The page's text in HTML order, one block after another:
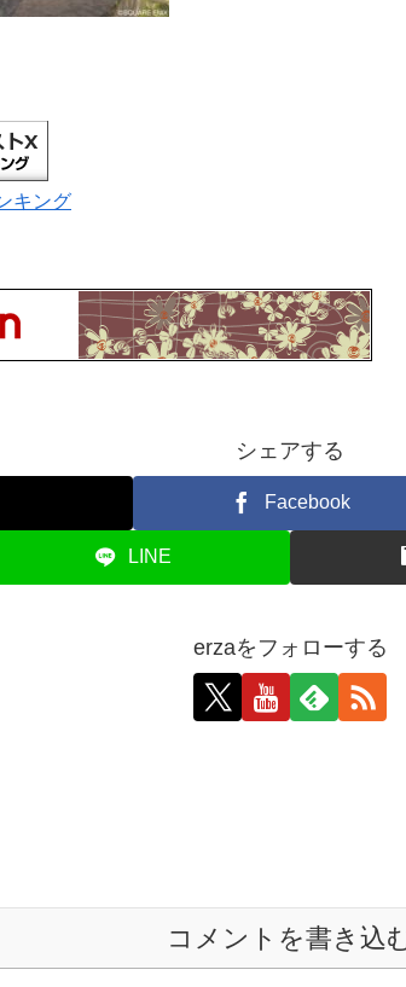
キング
シェアする
Facebook
LINE
erzaをフォローする
コメントを書き込